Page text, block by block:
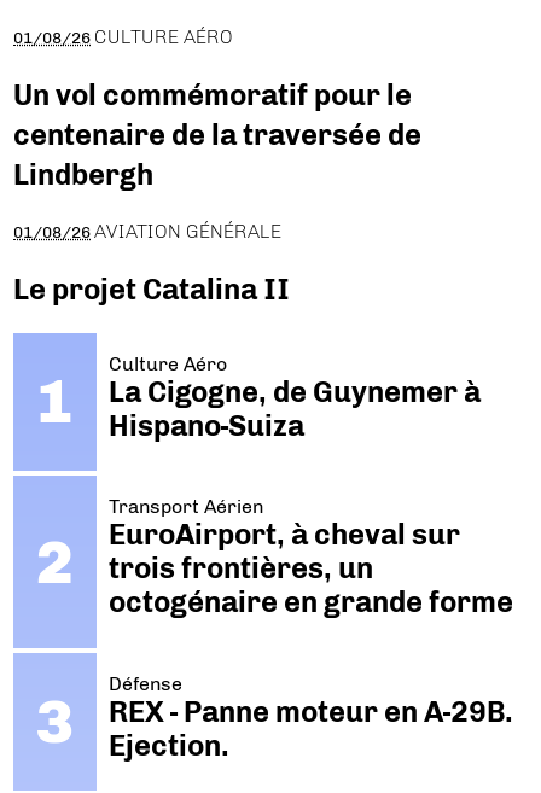
01/08/26 CULTURE AÉRO
Un vol commémoratif pour le
centenaire de la traversée de
Lindbergh
01/08/26 AVIATION GÉNÉRALE
Le projet Catalina II
Culture Aéro
La Cigogne, de Guynemer à
Hispano-Suiza
Transport Aérien
EuroAirport, à cheval sur
trois frontières, un
octogénaire en grande forme
Défense
REX - Panne moteur en A-29B.
Ejection.